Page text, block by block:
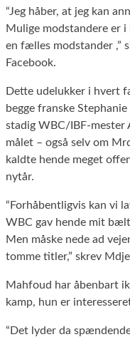
“Jeg håber, at jeg kan
Mulige modstandere er
en fælles modstander ,”
Facebook.
Dette udelukker i hvert
begge franske
stadig WBC/IBF-mester
målet – også selv om
kaldte hende meget
nytår.
“Forhåbentligvis kan vi
WBC gav hende mit
Men måske nede ad
tomme titler,” skrev
Mahfoud har åbenbart
kamp, hun er
“Det lyder da